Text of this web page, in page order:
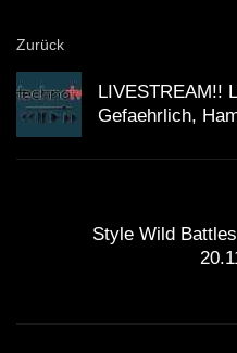
Zurück
LIVESTREAM!!
Gefaehrlich,
Style Wild